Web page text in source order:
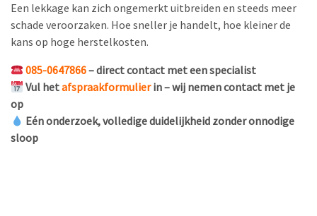
Een lekkage kan zich ongemerkt uitbreiden en steeds meer
schade veroorzaken. Hoe sneller je handelt, hoe kleiner de
kans op hoge herstelkosten.
085-0647866– direct contact met een specialist
Vul hetafspraakformulierin – wij nemen contact met je
op
Eén onderzoek, volledige duidelijkheid zonder onnodige
sloop